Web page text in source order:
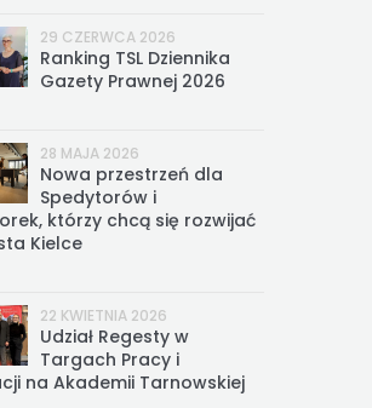
29 CZERWCA 2026
Ranking TSL Dziennika
Gazety Prawnej 2026
28 MAJA 2026
Nowa przestrzeń dla
Spedytorów i
którzy chcą się rozwijać
Kielce
22 KWIETNIA 2026
Udział Regesty w
Targach Pracy i
na Akademii Tarnowskiej